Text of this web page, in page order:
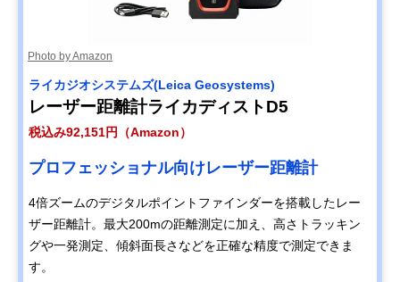
Photo by Amazon
ライカジオシステムズ(Leica Geosystems)
レーザー距離計ライカディストD5
税込み92,151円（Amazon）
プロフェッショナル向けレーザー距離計
4倍ズームのデジタルポイントファインダーを搭載したレー
ザー距離計。最大200mの距離測定に加え、高さトラッキン
グや一発測定、傾斜面長さなどを正確な精度で測定できま
す。